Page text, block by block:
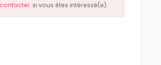
si vous êtes intéressé(e).